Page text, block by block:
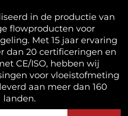
in de productie van
flowproducten voor
Met 15 jaar ervaring
dan 20 certificeringen en
CE/ISO, hebben wij
voor vloeistofmeting
aan meer dan 160
landen.